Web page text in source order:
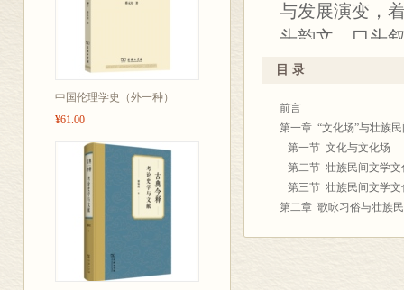
中国伦理学史（外一种）
¥61.00
与发展演变，
头韵文、口头
壮族民间文学
目 录
前言
第一章 “文化场”与壮族
第一节 文化与文化场
第二节 壮族民间文学文
第三节 壮族民间文学文
第二章 歌咏习俗与壮族